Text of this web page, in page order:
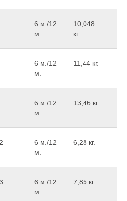
6 м./12
м.
10,048
кг.
6 м./12
м.
11,44 кг.
6 м./12
м.
13,46 кг.
6 м./12
м.
6,28 кг.
6 м./12
м.
7,85 кг.